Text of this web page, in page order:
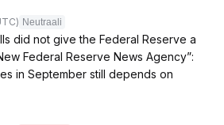
Neutraali
did not give the Federal Reserve a
Federal Reserve News Agency”:
in September still depends on